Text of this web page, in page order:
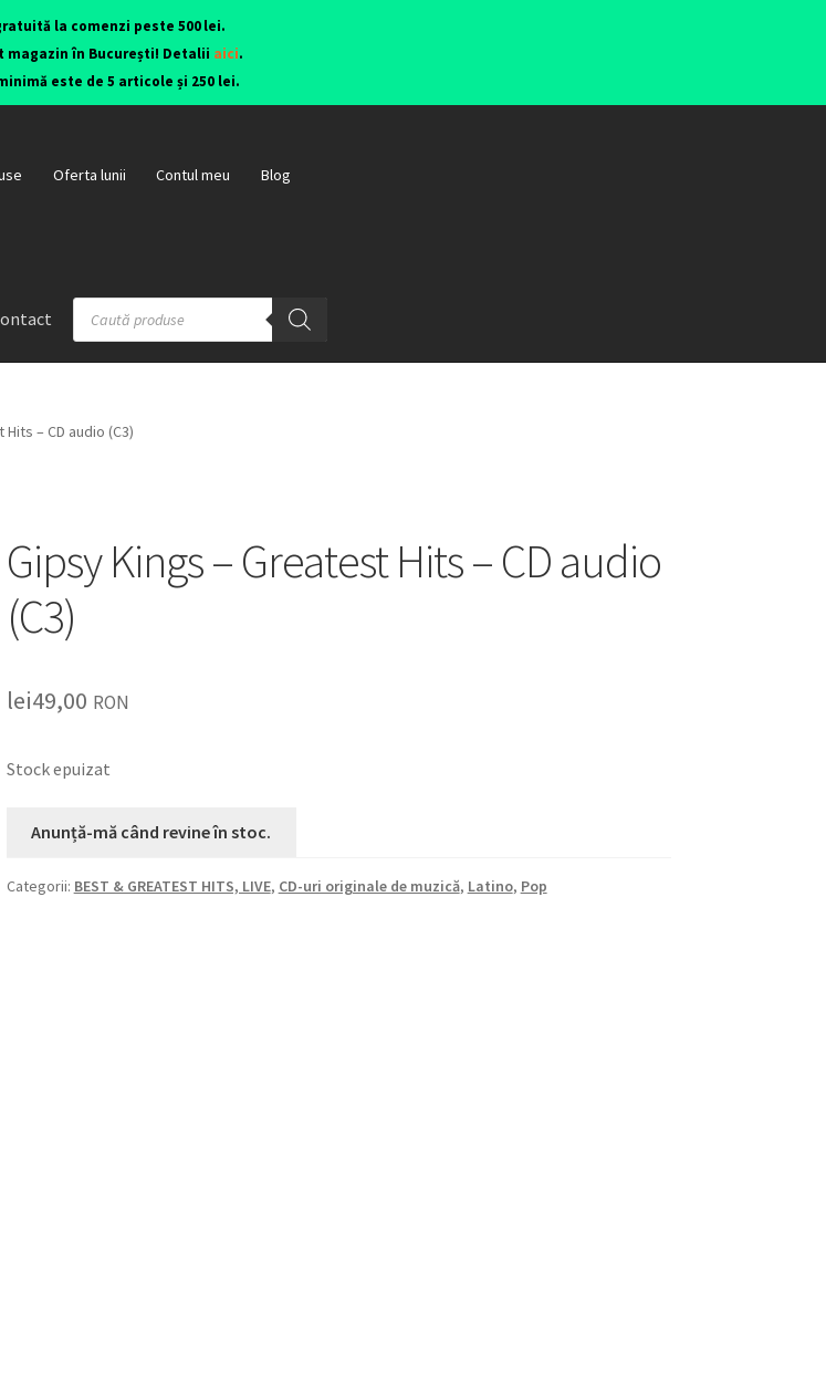
la comenzi peste 500 lei.
magazin în București! Detalii aici.
este de 5 articole și 250 lei.
Oferta lunii Contul meu Blog
– CD audio (C3)
Gipsy Kings – Greatest Hits – CD audio
(C3)
lei49,00 RON
Stock epuizat
Categorii: BEST & GREATEST HITS, LIVE, CD-uri originale de muzică, Latino, Pop